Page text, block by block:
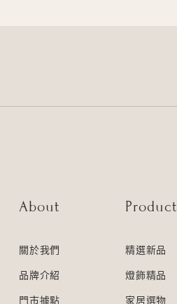
About
關於我們
品牌介紹
門市據點
Product
精選新品
燈飾精品
家居選物